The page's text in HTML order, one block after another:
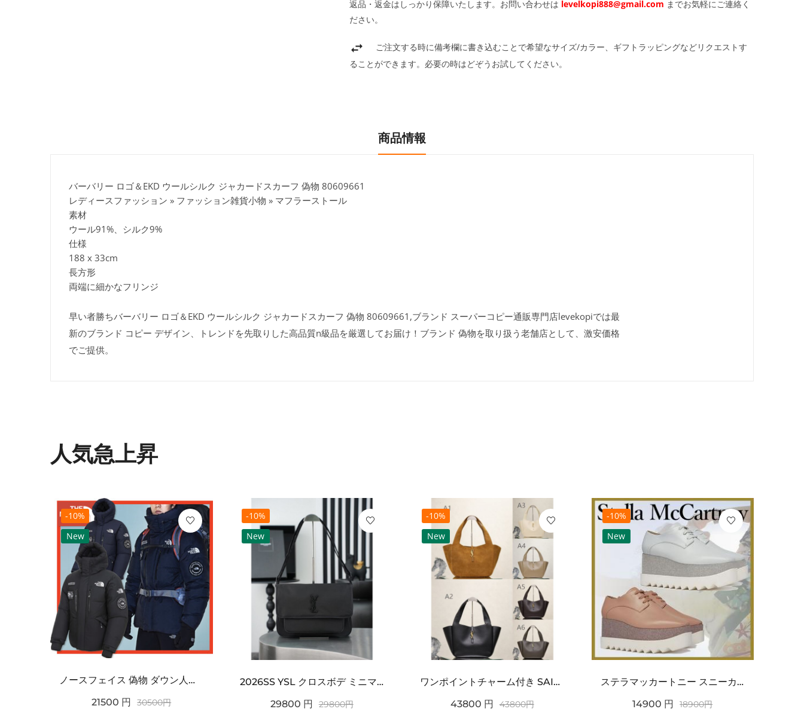
返品・返金はしっかり保障いたします。お問い合わせは levelkopi888@gmail.com までお気軽にご連絡く
ださい。
ご注文する時に備考欄に書き込むことで希望なサイズ/カラー、ギフトラッピングなどリクエストす
ることができます。必要の時はどぞうお試してください。
商品情報
バーバリー ロゴ＆EKD ウールシルク ジャカードスカーフ 偽物 80609661
レディースファッション » ファッション雑貨小物 » マフラーストール
素材
ウール91%、シルク9%
仕様
188 x 33cm
長方形
両端に細かなフリンジ
早い者勝ちバーバリー ロゴ＆EKD ウールシルク ジャカードスカーフ 偽物 80609661,ブランド スーパーコピー通販専門店levekopiでは最
新のブランド コピー デザイン、トレンドを先取りした高品質n級品を厳選してお届け！ブランド 偽物を取り扱う老舗店として、激安価格
でご提供。
人気急上昇
-10%
New
ノースフェイス 偽物 ダウン人気【THE NORTH FACE】M'S 7 SUMMIT HIM...
21500 円 30500円
-10%
New
2026SS YSL クロスボデ ミニマルフラップショルダー SAINT LAURENT サンロ...
29800 円 29800円
-10%
New
ワンポイントチャーム付き SAINT LAURENT サンローラン コピー バッグ シンプルラグ...
43800 円 43800円
-10%
New
ステラマッカートニー スニーカー 偽物エリスグリッタープラットフォーム810038KP02717...
14900 円 18900円